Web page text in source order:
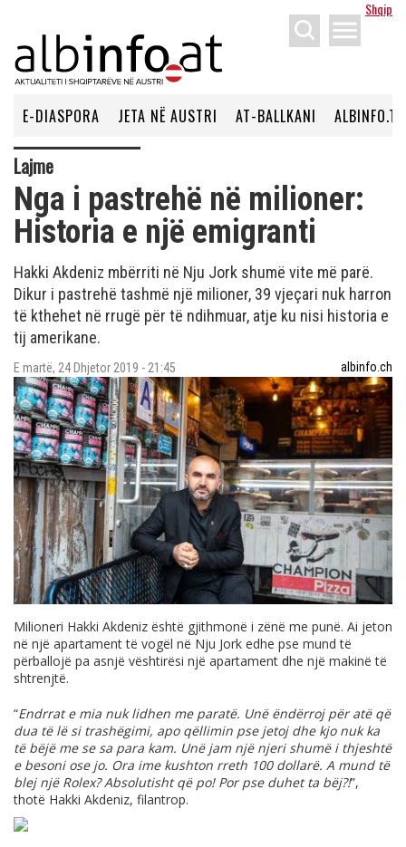
Shqip
menu
E-DIASPORA JETA NË AUSTRI AT-BALLKANI ALBINFO.TV
Lajme
Nga i pastrehë në milioner:
Historia e një emigranti
Hakki Akdeniz mbërriti në Nju Jork shumë vite më parë.
Dikur i pastrehë tashmë një milioner, 39 vjeçari nuk harron
të kthehet në rrugë për të ndihmuar, atje ku nisi historia e
tij amerikane.
E martë, 24 Dhjetor 2019 - 21:45 albinfo.ch
Milioneri Hakki Akdeniz është gjithmonë i zënë me punë. Ai jeton
në një apartament të vogël në Nju Jork edhe pse mund të
përballojë pa asnjë vështirësi një apartament dhe një makinë të
shtrenjtë.
“Endrrat e mia nuk lidhen me paratë. Unë ëndërroj për atë që
dua të lë si trashëgimi, apo qëllimin pse jetoj dhe kjo nuk ka
të bëjë me se sa para kam. Unë jam një njeri shumë i thjeshtë
e besoni ose jo. Ora ime kushton rreth 100 dollarë. A mund të
blej një Rolex? Absolutisht që po! Por pse duhet ta bëj?!”,
thotë Hakki Akdeniz, filantrop.